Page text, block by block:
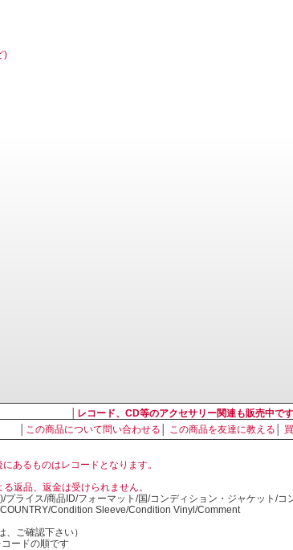
)
レコード、CD等のアクセサリー関連も販売中です
この商品について問い合わせる この商品を友達に教える
あるものはレコードとなります。
返品、返金は受けられません。
ライス/商品ID/フォーマット/国/コンディション・ジャケット/コ
Condition Sleeve/Condition Vinyl/Comment
ご確認下さい）
ードの順です